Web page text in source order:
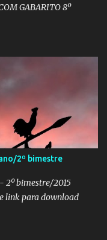
GABARITO 8º
2º bimestre
2º bimestre/2015
link para download